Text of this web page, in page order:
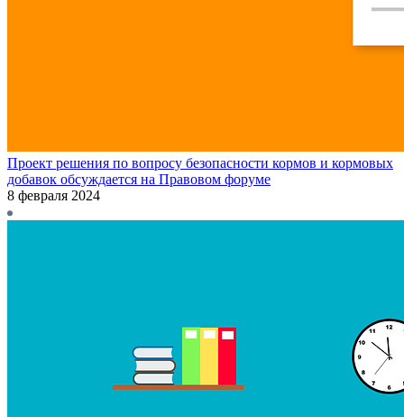
Проект решения по вопросу безопасности кормов и кормовых
добавок обсуждается на Правовом форуме
8 февраля 2024